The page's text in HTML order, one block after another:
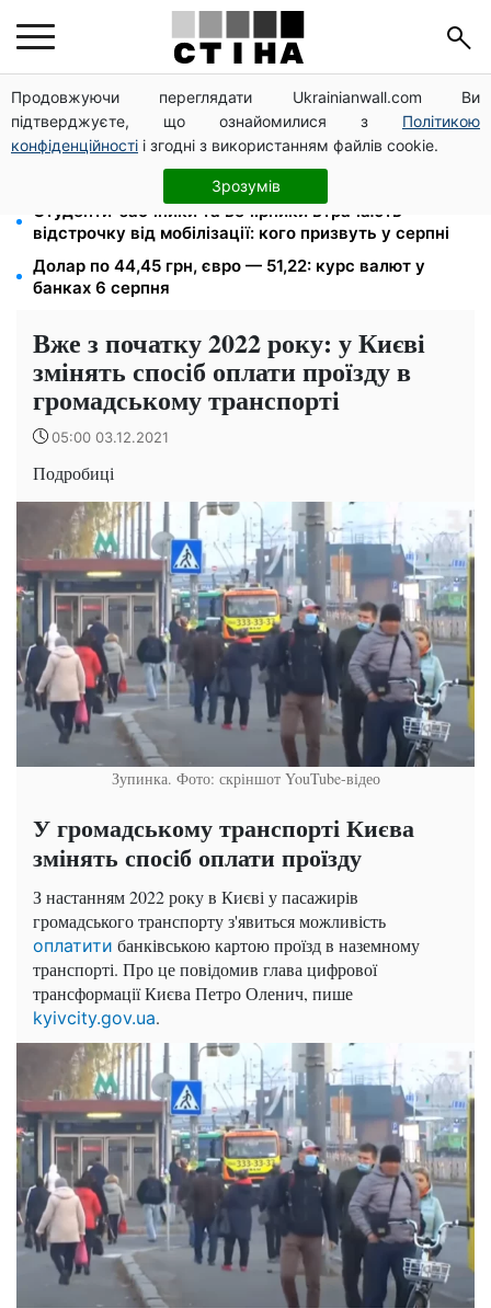
Продовжуючи переглядати Ukrainianwall.com Ви
підтверджуєте, що ознайомилися з Політикою
конфіденційності і згодні з використанням файлів cookie.
Зрозумів
Міст Метро частково перекриють 7-10 серпня:
водіям Києва радять планувати об'їзд
1500 списаних, 500 виїхали одразу: обшуки у
Мукачівському ТЦК та ВЛК
Студенти-заочники та вечірники втрачають
відстрочку від мобілізації: кого призвуть у серпні
Долар по 44,45 грн, євро — 51,22: курс валют у
банках 6 серпня
Вже з початку 2022 року: у Києві
змінять спосіб оплати проїзду в
громадському транспорті
05:00 03.12.2021
Подробиці
Зупинка. Фото: скріншот YouTube-відео
У громадському транспорті Києва
змінять спосіб оплати проїзду
З настанням 2022 року в Києві у пасажирів
громадського транспорту з'явиться можливість
оплатити банківською картою проїзд в наземному
транспорті. Про це повідомив глава цифрової
трансформації Києва Петро Оленич, пише
kyivcity.gov.ua.